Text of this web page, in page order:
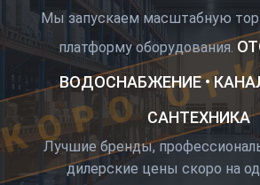
Мы запускаем масштабную
платформу оборудования.
ВОДОСНАБЖЕНИЕ •
САНТЕХНИКА
Лучшие бренды,
дилерские цены скоро на